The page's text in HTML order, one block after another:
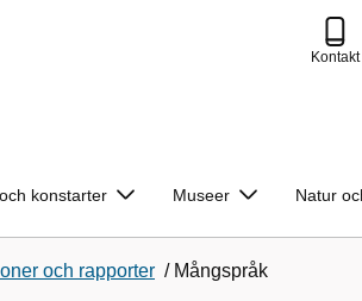
Kontakt
konstarter Museer Natur
och rapporter / Mångspråk